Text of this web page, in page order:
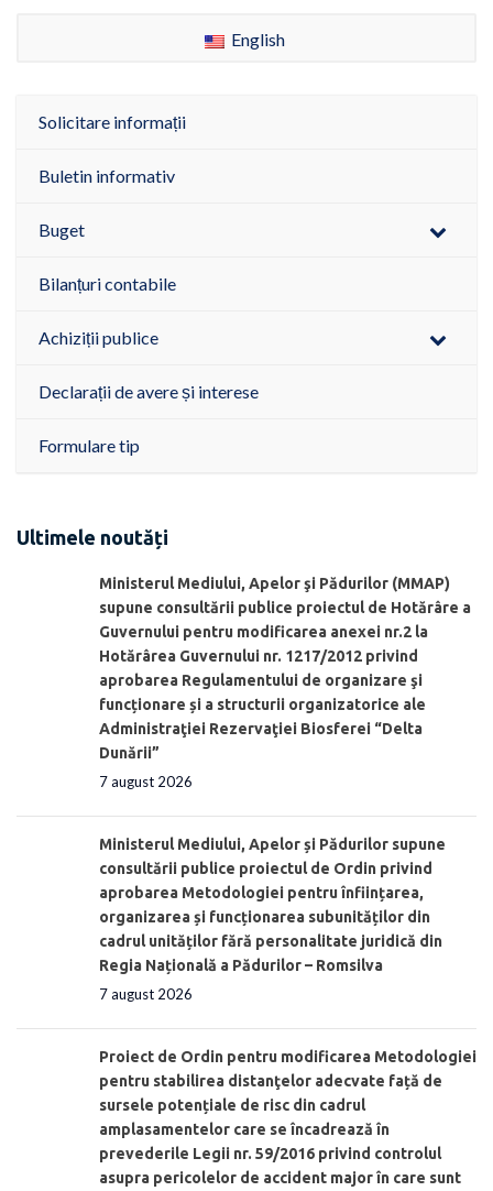
English
Solicitare informații
Buletin informativ
Buget
Bilanțuri contabile
Achiziții publice
Declarații de avere și interese
Formulare tip
Ultimele noutăți
Ministerul Mediului, Apelor şi Pădurilor (MMAP)
supune consultării publice proiectul de Hotărâre a
Guvernului pentru modificarea anexei nr.2 la
Hotărârea Guvernului nr. 1217/2012 privind
aprobarea Regulamentului de organizare şi
funcționare și a structurii organizatorice ale
Administraţiei Rezervaţiei Biosferei “Delta
Dunării”
7 august 2026
Ministerul Mediului, Apelor și Pădurilor supune
consultării publice proiectul de Ordin privind
aprobarea Metodologiei pentru înființarea,
organizarea și funcționarea subunităților din
cadrul unităților fără personalitate juridică din
Regia Națională a Pădurilor – Romsilva
7 august 2026
Proiect de Ordin pentru modificarea Metodologiei
pentru stabilirea distanţelor adecvate față de
sursele potențiale de risc din cadrul
amplasamentelor care se încadrează în
prevederile Legii nr. 59/2016 privind controlul
asupra pericolelor de accident major în care sunt